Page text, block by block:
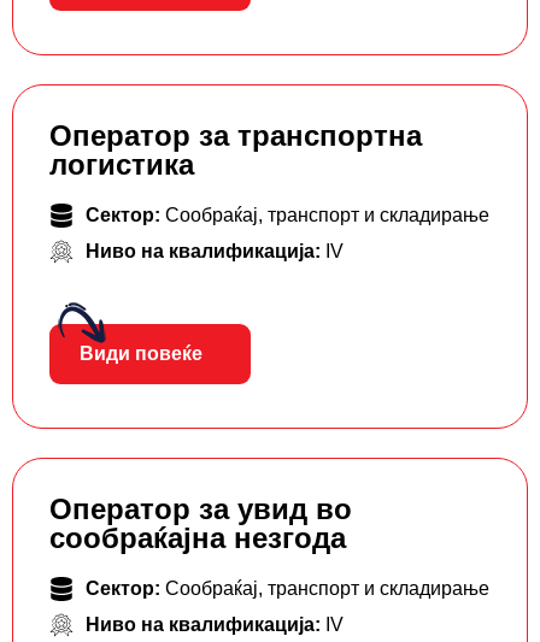
Оператор за транспортна
логистика
Сектор: Сообраќај, транспорт и складирање
Ниво на квалификација: IV
Види повеќе
Оператор за увид во
сообраќајна незгода
Сектор: Сообраќај, транспорт и складирање
Ниво на квалификација: IV